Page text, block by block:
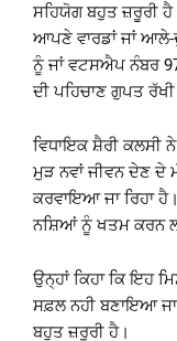
ਸਹਿਯੋਗ ਬਹੁਤ ਜ਼ਰੂਰੀ
ਆਪਣੇ ਵਾਰਡਾਂ ਜਾਂ
ਨੂੰ ਜਾਂ ਵਟਸਐਪ ਨੰਬਰ
ਦੀ ਪਹਿਚਾਣ ਗੁਪਤ ਰੱਖੀ
ਵਿਧਾਇਕ ਸ਼ੈਰੀ ਕਲਸੀ
ਮੁੜ ਨਵਾਂ ਜੀਵਨ ਦੇਣ ਦੇ
ਕਰਵਾਇਆ ਜਾ ਰਿਹਾ
ਨਸ਼ਿਆਂ ਨੂੰ ਖਤਮ
ਉਨ੍ਹਾਂ ਕਿਹਾ ਕਿ ਇਹ
ਸਫ਼ਲ ਨਹੀ ਬਣਾਇਆ
ਬਹੁਤ ਜ਼ਰੂਰੀ ਹੈ।